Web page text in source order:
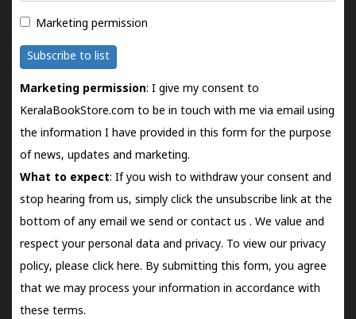
Marketing permission
Subscribe to list
Marketing permission: I give my consent to
KeralaBookStore.com to be in touch with me via email using
the information I have provided in this form for the purpose
of news, updates and marketing.
What to expect: If you wish to withdraw your consent and
stop hearing from us, simply click the unsubscribe link at the
bottom of any email we send orcontact us . We value and
respect your personal data and privacy. To view our privacy
policy, please click here. By submitting this form, you agree
that we may process your information in accordance with
these terms.